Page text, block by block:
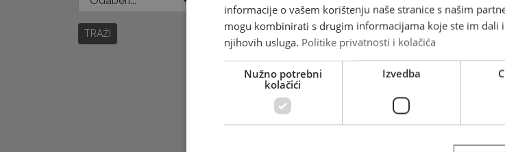
TRAŽI
informacije o vašem korištenju naše stranice s našim
mogu kombinirati s drugim informacijama koje ste im dali
njihovih usluga. Politike privatnosti i kolačića
Nužno potrebni
kolačići
Izvedba